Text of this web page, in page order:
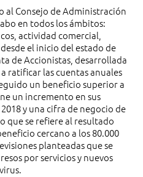
al Consejo de Administración
en todos los ámbitos:
actividad comercial,
el inicio del estado de
de Accionistas, desarrollada
ratificar las cuentas anuales
un beneficio superior a
un incremento en sus
y una cifra de negocio de
que se refiere al resultado
cercano a los 80.000
planteadas que se
por servicios y nuevos